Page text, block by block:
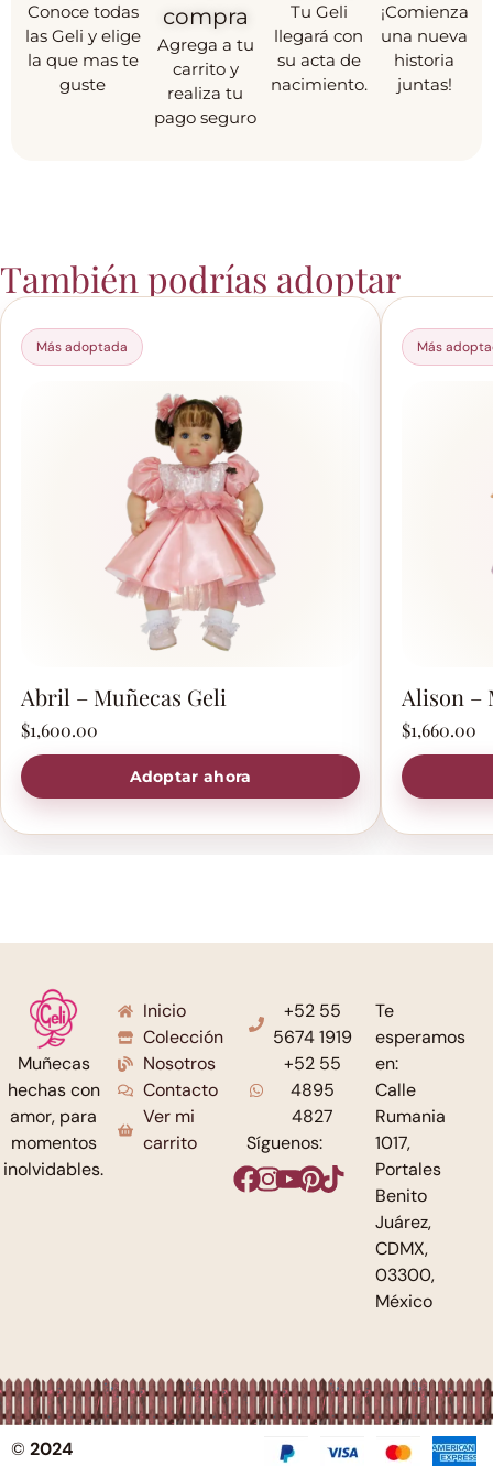
Conoce todas
las Geli y elige
la que mas te
guste
compra
Agrega a tu
carrito y
realiza tu
pago seguro
Tu Geli
llegará con
su acta de
nacimiento.
¡Comienza
una nueva
historia
juntas!
También podrías adoptar
Más adoptada
Abril – Muñecas Geli
$1,600.00
Adoptar ahora
Más
Alison –
$1,660.00
Muñecas
hechas con
amor, para
momentos
inolvidables.
Inicio
Colección
Nosotros
Contacto
Ver mi
carrito
+52 55
5674 1919
+52 55
4895
4827
Síguenos:
Te
esperamos
en:
Calle
Rumania
1017,
Portales
Benito
Juárez,
CDMX,
03300,
México
© 2024